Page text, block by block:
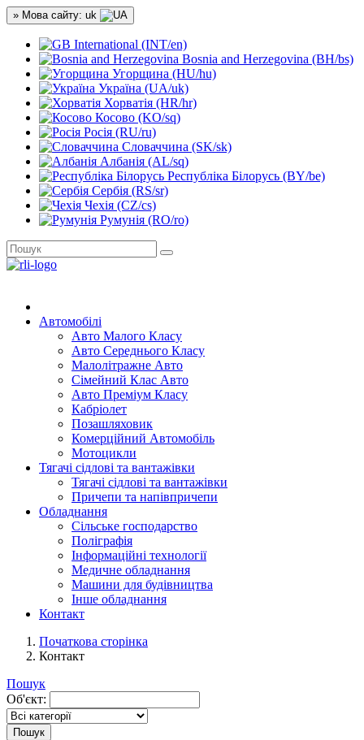
» Мова сайту: uk
International (INT/en)
Bosnia and Herzegovina (BH/bs)
Угорщина (HU/hu)
Україна (UA/uk)
Хорватія (HR/hr)
Косово (KO/sq)
Росія (RU/ru)
Словаччина (SK/sk)
Албанія (AL/sq)
Республіка Білорусь (BY/be)
Сербія (RS/sr)
Чехія (CZ/cs)
Румунія (RO/ro)
Автомобілі
Авто Малого Класу
Авто Середнього Класу
Малолітражне Авто
Сімейний Клас Авто
Авто Преміум Класу
Кабріолет
Позашляховик
Комерційний Автомобіль
Мотоцикли
Тягачі сідлові та вантажівки
Тягачі сідлові та вантажівки
Причепи та напівпричепи
Обладнання
Сільське господарство
Поліграфія
Інформаційні технології
Медичне обладнання
Машини для будівництва
Інше обладнання
Контакт
Початкова сторінка
Контакт
Пошук
Об'єкт:
Пошук